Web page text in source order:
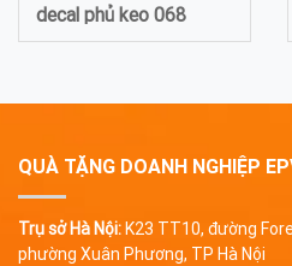
decal phủ keo 068
QUÀ TẶNG DOANH NGHIỆP
Trụ sở Hà Nội:K23 TT10, đường
phường Xuân Phương, TP Hà Nội